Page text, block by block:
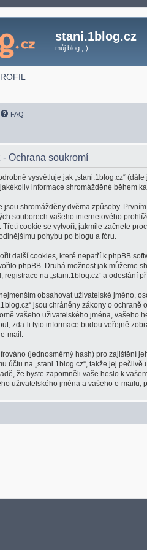
stani.1blog.cz
můj blog ;-)
FAQ
Ochrana soukromí
vysvětluje jak „stani.1blog.cz“ (dále
informace shromážděné během
jsou shromážděny dvěma způsoby.
souborech vašeho internetového
Třetí cookie se vytvoří, jakmile začnete
pohybu po blogu a fóru.
další cookies, které nepatří k phpBB
phpBB. Druhá možnost jak můžeme
registrace na „stani.1blog.cz“ a odeslání
obsahovat uživatelské jméno,
jsou chráněny zákony o
vašeho uživatelského jména,
zda-li tyto informace budou veřejně
mail.
(jednosměrný hash) pro zajištění
účtu na „stani.1blog.cz“, takže jej
že byste zapomněli vaše heslo k
uživatelského jména a vašeho e-mailu,